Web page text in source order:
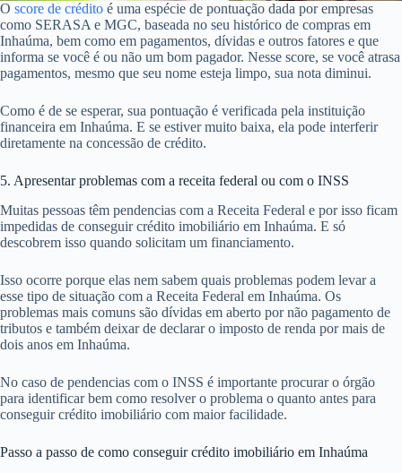
O score de crédito é uma espécie de pontuação dada por empresas
como SERASA e MGC, baseada no seu histórico de compras em
Inhaúma, bem como em pagamentos, dívidas e outros fatores e que
informa se você é ou não um bom pagador. Nesse score, se você atrasa
pagamentos, mesmo que seu nome esteja limpo, sua nota diminui.
Como é de se esperar, sua pontuação é verificada pela instituição
financeira em Inhaúma. E se estiver muito baixa, ela pode interferir
diretamente na concessão de crédito.
5. Apresentar problemas com a receita federal ou com o INSS
Muitas pessoas têm pendencias com a Receita Federal e por isso ficam
impedidas de conseguir crédito imobiliário em Inhaúma. E só
descobrem isso quando solicitam um financiamento.
Isso ocorre porque elas nem sabem quais problemas podem levar a
esse tipo de situação com a Receita Federal em Inhaúma. Os
problemas mais comuns são dívidas em aberto por não pagamento de
tributos e também deixar de declarar o imposto de renda por mais de
dois anos em Inhaúma.
No caso de pendencias com o INSS é importante procurar o órgão
para identificar bem como resolver o problema o quanto antes para
conseguir crédito imobiliário com maior facilidade.
Passo a passo de como conseguir crédito imobiliário em Inhaúma